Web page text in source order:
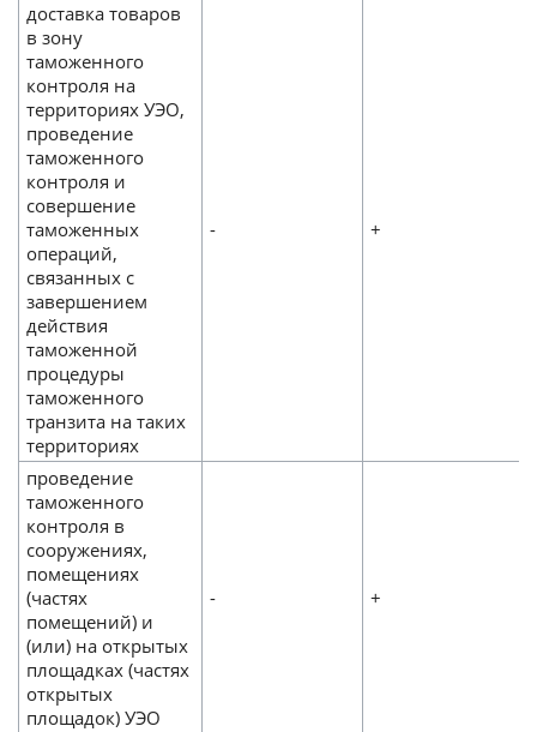
доставка товаров
в зону
таможенного
контроля на
территориях УЭО,
проведение
таможенного
контроля и
совершение
таможенных
операций,
связанных с
завершением
действия
таможенной
процедуры
таможенного
транзита на таких
территориях
- +
проведение
таможенного
контроля в
сооружениях,
помещениях
(частях
помещений) и
(или) на открытых
площадках (частях
открытых
площадок) УЭО
- +